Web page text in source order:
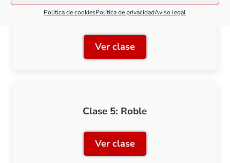
Política de cookiesPolítica de privacidadAviso legal
Clase 4: Pino piñonero
Ver claseClase 4: Pino piñonero
Clase 5: Roble
Ver claseClase 5: Roble